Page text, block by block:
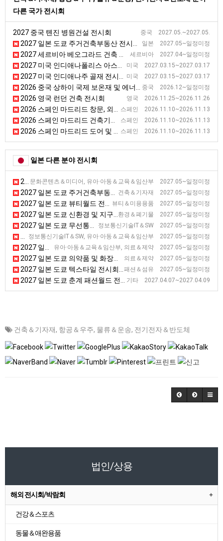
다른 국가 전시회
중국 2027.05.~2027.05.
2027 중국 톈진 병원건설 전시회
일본 2027.05~일정미정
2027 일본 도쿄 주거건축부동산 전시회 [BREX]
세르비아 2027.04~일정미정
2027 세르비아 베오그라드 건축 전시회 [SEEBBE]
미국 2027.03.15~2027.03.17
2027 미국 인디애나폴리스 아스팔트 전시회 [WOA]
미국 2027.03.15~2027.03.17
2027 미국 인디애나주 골재 전시회 [AGG1]
중국 2026.12~일정미정
2026 중국 상하이 국제 보온재 및 에너지 절약 기술 전시회 [TIM EXPO]
영국 2026.11.25~2026.11.26
2026 영국 런던 건축 전시회
스페인 2026.11.10~2026.11.13
2026 스페인 마드리드 창문, 외벽 전시회 [VETECO]
스페인 2026.11.10~2026.11.13
2026 스페인 마드리드 건축기술 전시회 [CONSTRUTEC]
스페인 2026.11.10~2026.11.13
2026 스페인 마드리드 도어 및 자동화 전시회 [SMART DOORS]
일본 다른 분야 전시회
문화콘텐츠＆미디어, 유아·아동＆교육＆임산부 2027.05~일정미정
2027 일본 도쿄 게임 마켓 전시회
건축＆기자재 2027.05~일정미정
2027 일본 도쿄 주거건축부동산 전시회 [BREX]
뷰티＆미용용품 2027.05~일정미정
2027 일본 도쿄 뷰티월드 전시회
환경＆폐기물 2027.05~일정미정
2027 일본 도쿄 신환경 및 지구온난화 방지 전시회
정보통신기술IT＆SW 2027.05~일정미정
2027 일본 도쿄 무선통신 전시회 [WIRELESS JAPAN]
정보통신기술IT＆SW, 유아·아동＆교육＆임산부 2027.05~일정미정
유아·아동＆교육＆임산부, 의료＆제약 2027.05~일정미정
2027 일본 도쿄 펨텍 전시회
의료＆제약 2027.05~일정미정
2027 일본 도쿄 의약품 및 화장품 제조 전시회 [Interphex]
패션＆섬유 2027.05~일정미정
2027 일본 도쿄 텍스타일 전시회 [JFW]
기타 2027.04.07~2027.04.09
2027 일본 도쿄 춘계 패션월드 전시회
건축＆기자재, 항공＆우주, 물류＆운송, 전기전자＆반도체
법인/상용
해외 전시회/박람회
건강＆스포츠
동물＆애완용품